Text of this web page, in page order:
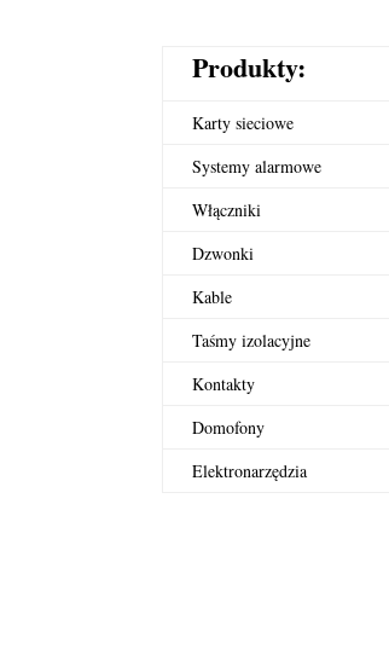
Produkty:
Karty sieciowe
Systemy alarmowe
Włączniki
Dzwonki
Kable
Taśmy izolacyjne
Kontakty
Domofony
Elektronarzędzia